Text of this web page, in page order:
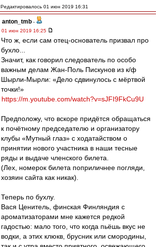
Редактировалось 01 июн 2019 16:31
anton_tmb -
01 июн 2019 16:25
Что ж, если сам отец-основатель призвал про
бухло...
Значит, как говорил следователь по особо
важным делам Жан-Поль Пискунов из к/ф
Шырли-Мырли: «Дело сдвинулось с мёртвой
точки!»
https://m.youtube.com/watch?v=sJFI9FkCu9U
Предположу, что вскоре придётся обращаться
к почётному председателю и организатору
клубы «Мутный глаз» с ходатайством о
принятии нового участника в наши тесные
ряды и выдаче членского билета.
(Лех, номерок билета поприличнее погляди,
хозяин сайта как никак).
Теперь по бухлу.
Вася Ценитель, финская Финляндия с
ароматизаторами мне кажется редкой
гадостью: мало того, что когда пьёшь вкус не
водки, а этих клюкв, брусник или смородины,